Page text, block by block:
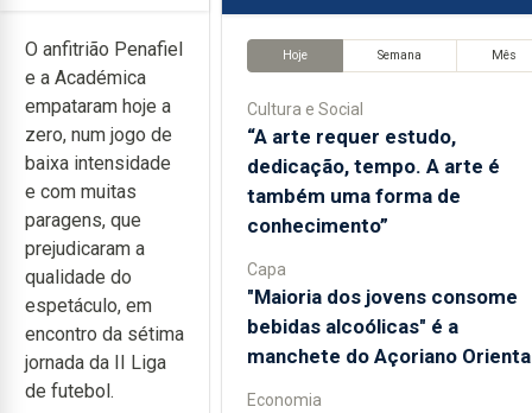
O anfitrião Penafiel
e a Académica
empataram hoje a
zero, num jogo de
baixa intensidade
e com muitas
paragens, que
prejudicaram a
qualidade do
espetáculo, em
encontro da sétima
jornada da II Liga
de futebol.
Hoje Semana Mês
Cultura e Social
“A arte requer estudo,
dedicação, tempo. A arte é
também uma forma de
conhecimento”
Capa
"Maioria dos jovens consome
bebidas alcoólicas" é a
manchete do Açoriano
Economia